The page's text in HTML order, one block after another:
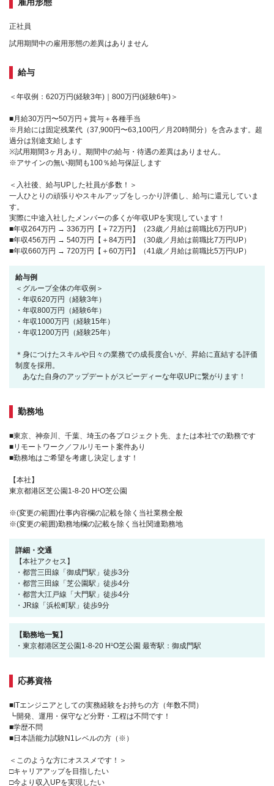
正社員
試用期間中の雇用形態の差異はありません
給与
＜年収例：620万円(経験3年)｜800万円(経験6年)＞
■月給30万円〜50万円＋賞与＋各種手当
※月給には固定残業代（37,900円〜63,100円／月20時間分）を含みます。超
過分は別途支給します
※試用期間3ヶ月あり。期間中の給与・待遇の差異はありません。
※アサインの無い期間も100％給与保証します
＜入社後、給与UPした社員が多数！＞
一人ひとりの頑張りやスキルアップをしっかり評価し、給与に還元していま
す。
実際に中途入社したメンバーの多くが年収UPを実現しています！
■年収264万円 → 336万円【＋72万円】（23歳／月給は前職比6万円UP）
■年収456万円 → 540万円【＋84万円】（30歳／月給は前職比7万円UP）
■年収660万円 → 720万円【＋60万円】（41歳／月給は前職比5万円UP）
給与例
＜グループ全体の年収例＞
・年収620万円（経験3年）
・年収800万円（経験6年）
・年収1000万円（経験15年）
・年収1200万円（経験25年）
＊身につけたスキルや日々の業務での成長度合いが、昇給に直結する評価
制度を採用。
あなた自身のアップデートがスピーディーな年収UPに繋がります！
勤務地
■東京、神奈川、千葉、埼玉の各プロジェクト先、または本社での勤務です
■リモートワーク／フルリモート案件あり
■勤務地はご希望を考慮し決定します！
【本社】
東京都港区芝公園1-8-20 H¹O芝公園
※(変更の範囲)仕事内容欄の記載を除く当社業務全般
※(変更の範囲)勤務地欄の記載を除く当社関連勤務地
詳細・交通
【本社アクセス】
・都営三田線「御成門駅」徒歩3分
・都営三田線「芝公園駅」徒歩4分
・都営大江戸線「大門駅」徒歩4分
・JR線「浜松町駅」徒歩9分
【勤務地一覧】
・東京都港区芝公園1-8-20 H¹O芝公園 最寄駅：御成門駅
応募資格
■ITエンジニアとしての実務経験をお持ちの方（年数不問）
┗開発、運用・保守など分野・工程は不問です！
■学歴不問
■日本語能力試験N1レベルの方（※）
＜このような方にオススメです！＞
□キャリアアップを目指したい
□今より収入UPを実現したい